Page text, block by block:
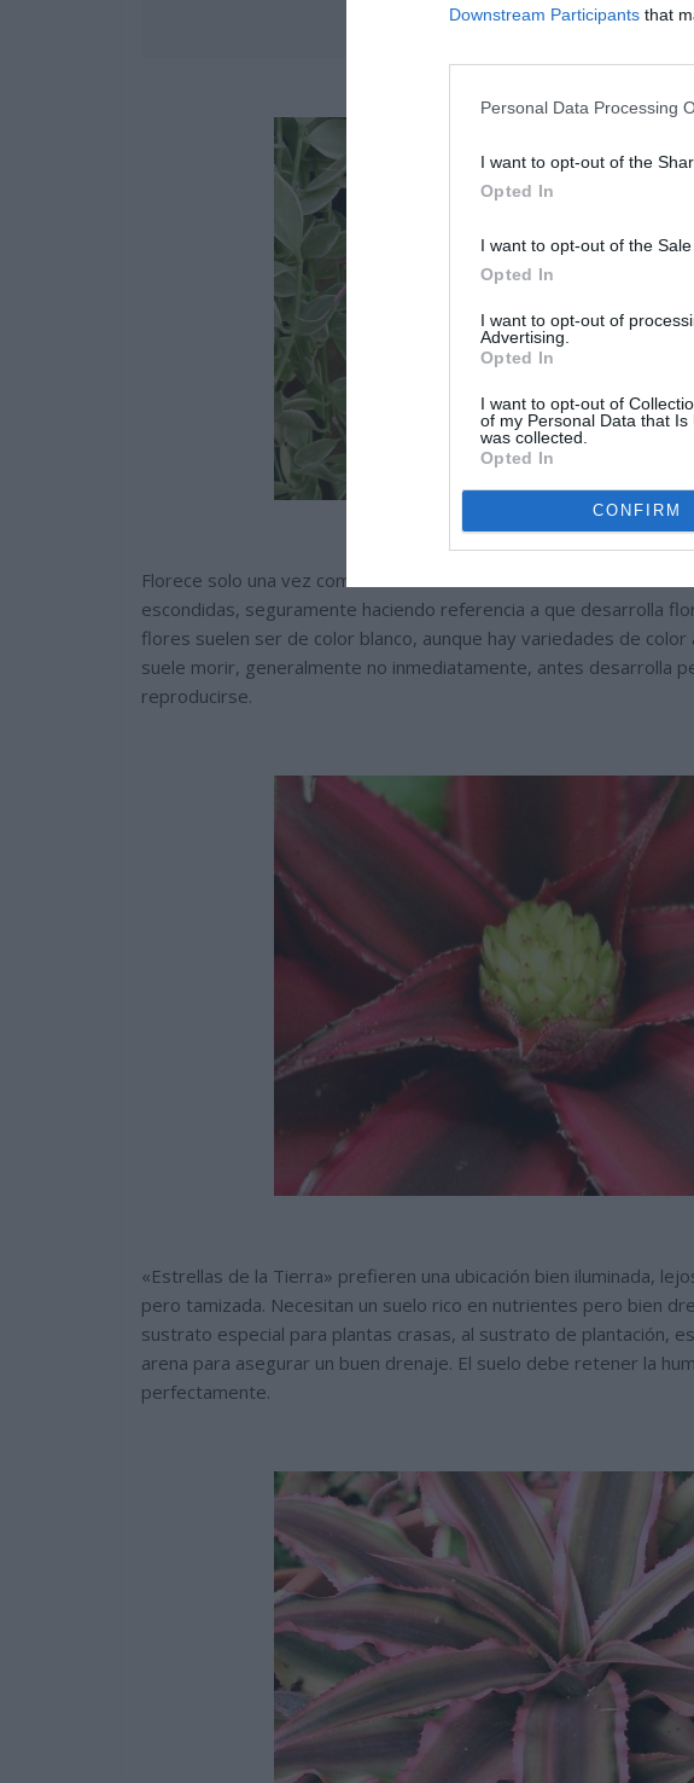
Downstream Participants that
Personal Data Processing
I want to opt-out of the
Opted In
I want to opt-out of the
Opted In
I want to opt-out of
Advertising.
Opted In
I want to opt-out of
of my Personal Data that
was collected.
Opted In
CONFIRM
Florece solo una vez como casi todas las Bromelias. El nombre
escondidas, seguramente haciendo referencia a que desarrolla
flores suelen ser de color blanco, aunque hay variedades de
suele morir, generalmente no inmediatamente, antes desarrolla
reproducirse.
«Estrellas de la Tierra» prefieren una ubicación bien iluminada,
pero tamizada. Necesitan un suelo rico en nutrientes pero bien
sustrato especial para plantas crasas, al sustrato de plantación,
arena para asegurar un buen drenaje. El suelo debe retener la
perfectamente.